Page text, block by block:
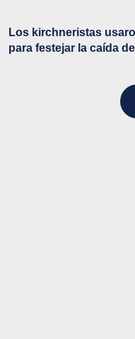
Los kirchneristas
para festejar la caída